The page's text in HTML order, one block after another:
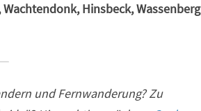
Hinsbeck, Wassenberg
und Fernwanderung? Zu